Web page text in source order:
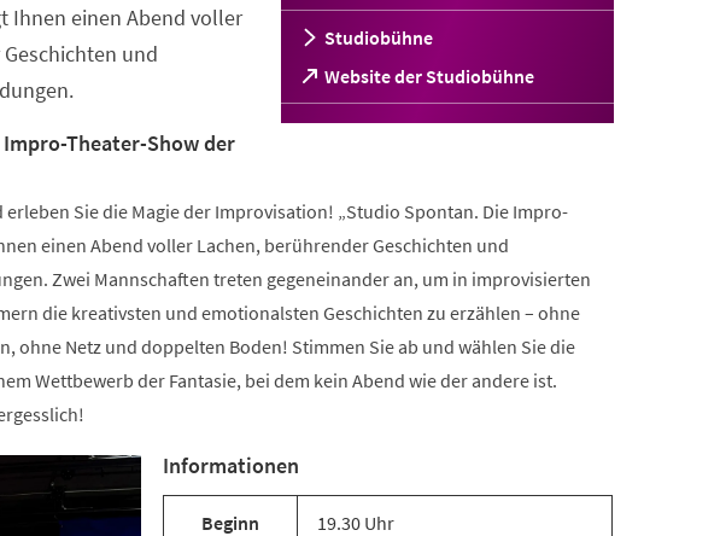
Studiobühne
Website der Studiobühne
(Öffnet
in
einem
Ihnen einen Abend voller
und
Theater-Show der
erleben Sie die Magie der Improvisation! „Studio Spontan. Die Impro-
einen Abend voller Lachen, berührender Geschichten und
Zwei Mannschaften treten gegeneinander an, um in improvisierten
die kreativsten und emotionalsten Geschichten zu erzählen – ohne
ohne Netz und doppelten Boden! Stimmen Sie ab und wählen Sie die
Wettbewerb der Fantasie, bei dem kein Abend wie der andere ist.
Informationen
Beginn 19.30 Uhr